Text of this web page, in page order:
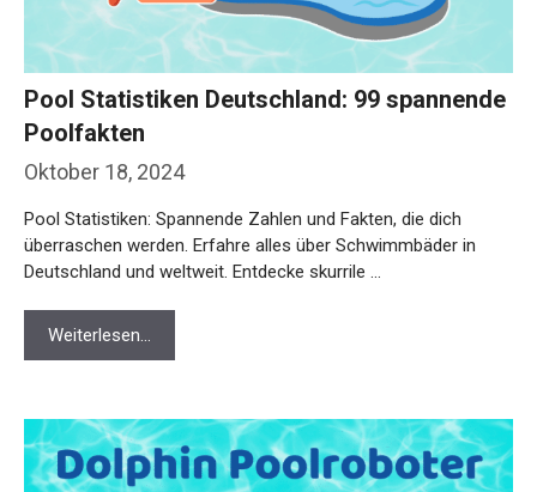
Oktober 18, 2024
Pool Statistiken Deutschland: 99 spannende
Poolfakten
Pool Statistiken: Spannende Zahlen und Fakten, die dich
überraschen werden. Erfahre alles über Schwimmbäder in
Deutschland und weltweit. Entdecke skurrile …
Weiterlesen…